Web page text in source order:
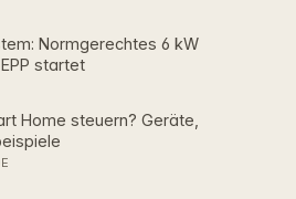
Normgerechtes 6 kW
startet
Home steuern? Geräte,